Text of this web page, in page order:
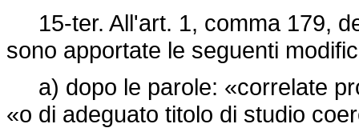
15-ter. All'art. 1, comma 179,
sono apportate le seguenti
a) dopo le parole: «correlate
«o di adeguato titolo di studio